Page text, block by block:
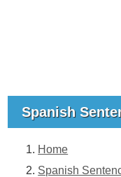
Spanish
Home
Spanish